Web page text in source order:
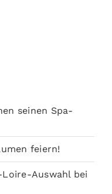
seinen Spa-
feiern!
Auswahl bei